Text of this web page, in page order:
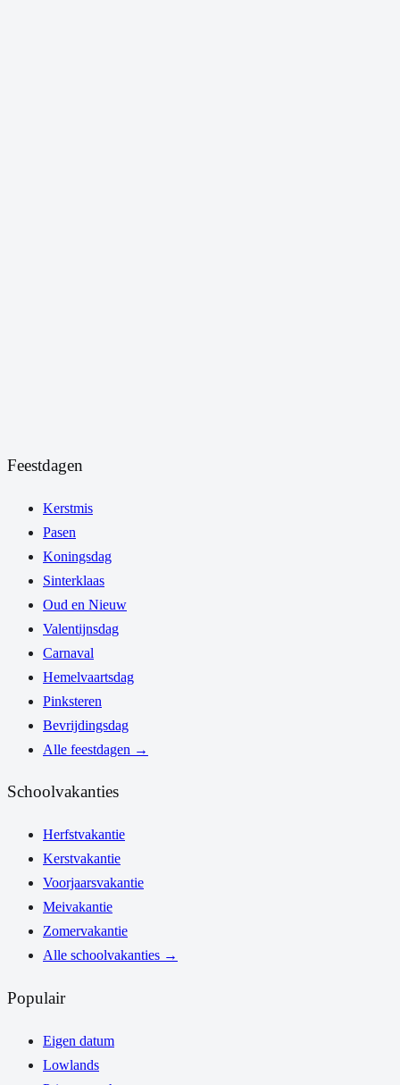
Feestdagen
Kerstmis
Pasen
Koningsdag
Sinterklaas
Oud en Nieuw
Valentijnsdag
Carnaval
Hemelvaartsdag
Pinksteren
Bevrijdingsdag
Alle feestdagen →
Schoolvakanties
Herfstvakantie
Kerstvakantie
Voorjaarsvakantie
Meivakantie
Zomervakantie
Alle schoolvakanties →
Populair
Eigen datum
Lowlands